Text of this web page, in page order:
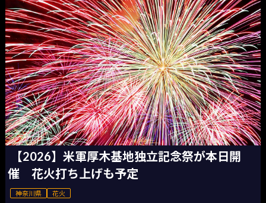
【2026】米軍厚木基地独立記念祭が本日開
催 花火打ち上げも予定
神奈川県 花火